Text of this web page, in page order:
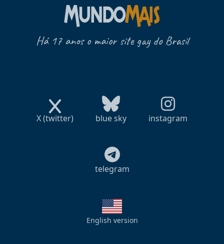
Há 17 anos o maior site gay do Brasil
X (twitter) blue sky instagram
telegram
English version